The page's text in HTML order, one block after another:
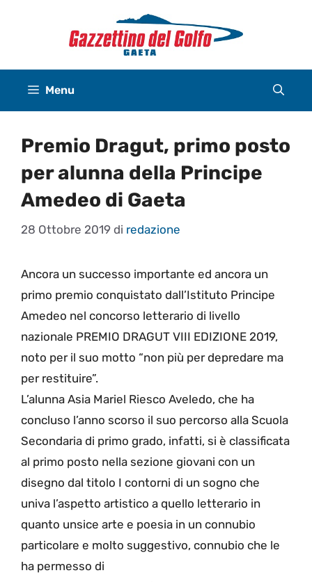
Menu
Premio Dragut, primo posto
per alunna della Principe
Amedeo di Gaeta
28 Ottobre 2019 di redazione
Ancora un successo importante ed ancora un
primo premio conquistato dall’Istituto Principe
Amedeo nel concorso letterario di livello
nazionale PREMIO DRAGUT VIII EDIZIONE 2019,
noto per il suo motto “non più per depredare ma
per restituire”.
L’alunna Asia Mariel Riesco Aveledo, che ha
concluso l’anno scorso il suo percorso alla Scuola
Secondaria di primo grado, infatti, si è classificata
al primo posto nella sezione giovani con un
disegno dal titolo I contorni di un sogno che
univa l’aspetto artistico a quello letterario in
quanto unsice arte e poesia in un connubio
particolare e molto suggestivo, connubio che le
ha permesso di